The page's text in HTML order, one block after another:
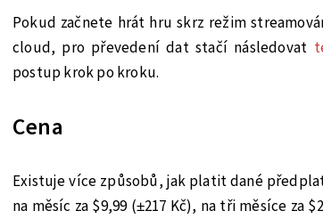
Pokud začnete hrát hru skrz režim
cloud, pro převedení dat stačí následovat
postup krok po kroku.
Cena
Existuje více způsobů, jak platit dané
na měsíc za $9,99 (±217 Kč), na tři měsíce za